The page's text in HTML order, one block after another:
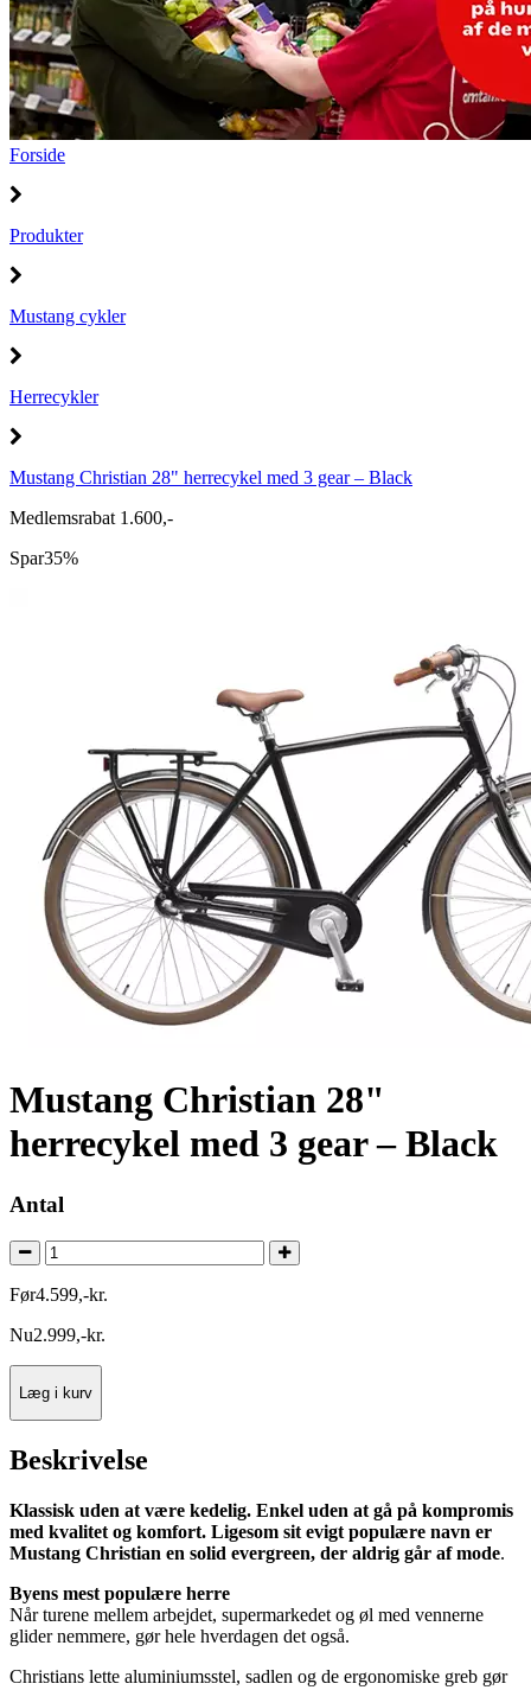
Forside
Produkter
Mustang cykler
Herrecykler
Mustang Christian 28" herrecykel med 3 gear – Black
Medlemsrabat 1.600,-
Spar35%
Mustang Christian 28"
herrecykel med 3 gear – Black
Antal
Før4.599,-kr.
Nu2.999,-kr.
Læg i kurv
Beskrivelse
Klassisk uden at være kedelig. Enkel uden at gå på kompromis
med kvalitet og komfort. Ligesom sit evigt populære navn er
Mustang Christian en solid evergreen, der aldrig går af mode.
Byens mest populære herre
Når turene mellem arbejdet, supermarkedet og øl med vennerne
glider nemmere, gør hele hverdagen det også.
Christians lette aluminiumsstel, sadlen og de ergonomiske greb gør